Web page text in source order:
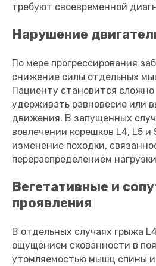
требуют своевременной
Нарушение
По мере прогрессирования
снижение силы отдельных
Пациенту становится
удерживать равновесие или
движения. В запущенных
вовлечении корешков L4, L5 и
изменение походки,
перераспределением
Вегетативные и
проявления
В отдельных случаях грыжа
ощущением скованности в
утомляемостью мышц спины